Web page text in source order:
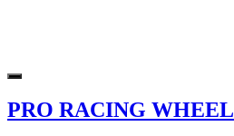
PRO RACING WHEEL